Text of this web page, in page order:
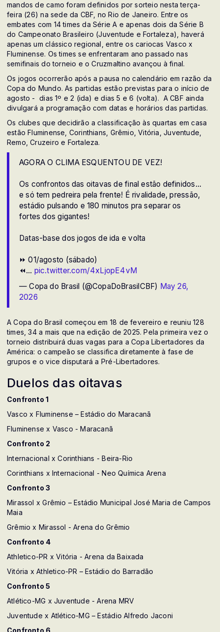
mandos de camo foram definidos por sorteio nesta terça-
feira (26) na sede da CBF, no Rio de Janeiro. Entre os
embates com 14 times da Série A e apenas dois da Série B
do Campeonato Brasileiro (Juventude e Fortaleza), haverá
apenas um clássico regional, entre os cariocas Vasco x
Fluminense. Os times se enfrentaram ano passado nas
semifinais do torneio e o Cruzmaltino avançou à final.
Os jogos ocorrerão após a pausa no calendário em razão da
Copa do Mundo. As partidas estão previstas para o início de
agosto - dias 1º e 2 (ida) e dias 5 e 6 (volta). A CBF ainda
divulgará a programação com datas e horários das partidas.
Os clubes que decidirão a classificação às quartas em casa
estão Fluminense, Corinthians, Grêmio, Vitória, Juventude,
Remo, Cruzeiro e Fortaleza.
AGORA O CLIMA ESQUENTOU DE VEZ!
Os confrontos das oitavas de final estão definidos…
e só tem pedreira pela frente! É rivalidade, pressão,
estádio pulsando e 180 minutos pra separar os
fortes dos gigantes!
Datas-base dos jogos de ida e volta
⏩ 01/agosto (sábado)
⏪… pic.twitter.com/4xLjopE4vM
— Copa do Brasil (@CopaDoBrasilCBF) May 26,
2026
A Copa do Brasil começou em 18 de fevereiro e reuniu 128
times, 34 a mais que na edição de 2025. Pela primeira vez o
torneio distribuirá duas vagas para a Copa Libertadores da
América: o campeão se classifica diretamente à fase de
grupos e o vice disputará a Pré-Libertadores.
Duelos das oitavas
Confronto 1
Vasco x Fluminense – Estádio do Maracanã
Fluminense x Vasco - Maracanã
Confronto 2
Internacional x Corinthians - Beira-Rio
Corinthians x Internacional - Neo Química Arena
Confronto 3
Mirassol x Grêmio – Estádio Municipal José Maria de Campos
Maia
Grêmio x Mirassol - Arena do Grêmio
Confronto 4
Athletico-PR x Vitória - Arena da Baixada
Vitória x Athletico-PR – Estádio do Barradão
Confronto 5
Atlético-MG x Juventude - Arena MRV
Juventude x Atlético-MG – Estádio Alfredo Jaconi